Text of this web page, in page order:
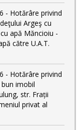
- Hotărâre privind
Argeş cu
apă Măncioiu -
către U.A.T.
- Hotărâre privind
imobil
str. Frații
privat al